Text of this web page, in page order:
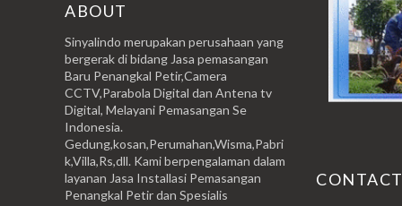
ABOUT
Sinyalindo merupakan perusahaan yang
bergerak di bidang Jasa pemasangan
Baru Penangkal Petir,Camera
CCTV,Parabola Digital dan Antena tv
Digital, Melayani Pemasangan Se
Indonesia.
Gedung,kosan,Perumahan,Wisma,Pabri
k,Villa,Rs,dll. Kami berpengalaman dalam
layanan Jasa Installasi Pemasangan
Penangkal Petir dan Spesialis